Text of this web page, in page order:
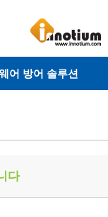
어 방어 솔루션
다